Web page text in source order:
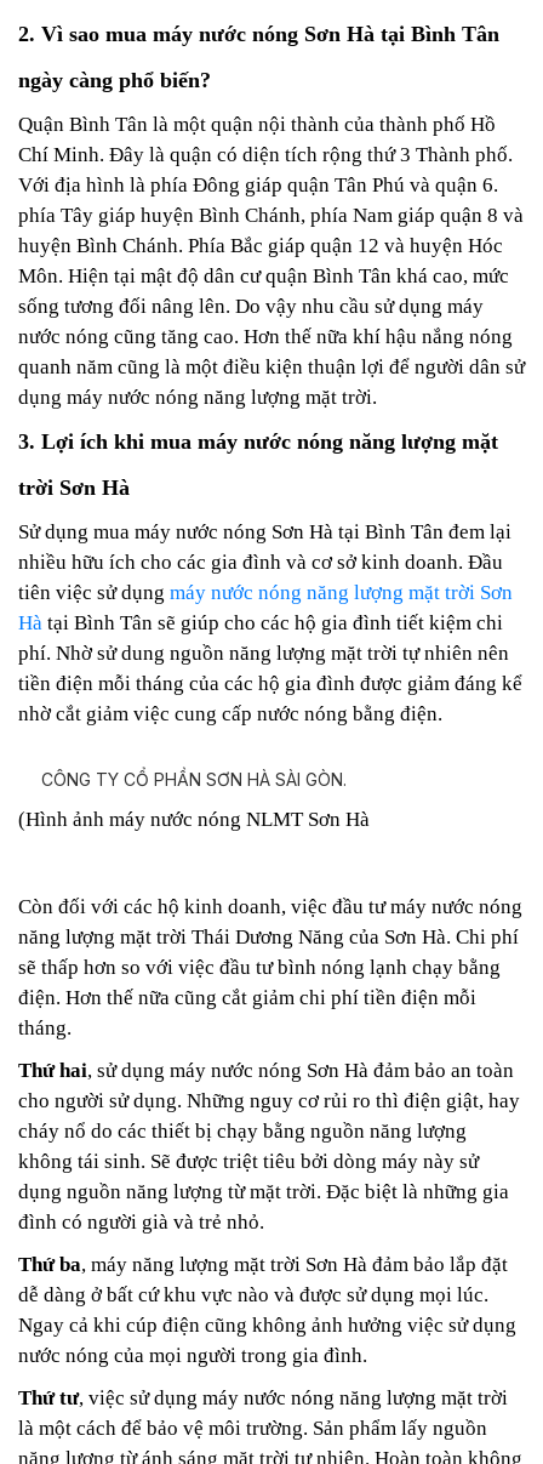
2. Vì sao mua máy nước nóng Sơn Hà tại Bình Tân
ngày càng phổ biến?
Quận Bình Tân là một quận nội thành của thành phố Hồ
Chí Minh. Đây là quận có diện tích rộng thứ 3 Thành phố.
Với địa hình là phía Đông giáp quận Tân Phú và quận 6.
phía Tây giáp huyện Bình Chánh, phía Nam giáp quận 8 và
huyện Bình Chánh. Phía Bắc giáp quận 12 và huyện Hóc
Môn. Hiện tại mật độ dân cư quận Bình Tân khá cao, mức
sống tương đối nâng lên. Do vậy nhu cầu sử dụng máy
nước nóng cũng tăng cao. Hơn thế nữa khí hậu nắng nóng
quanh năm cũng là một điều kiện thuận lợi để người dân sử
dụng máy nước nóng năng lượng mặt trời.
3. Lợi ích khi mua máy nước nóng năng lượng mặt
trời Sơn Hà
Sử dụng mua máy nước nóng Sơn Hà tại Bình Tân đem lại
nhiều hữu ích cho các gia đình và cơ sở kinh doanh. Đầu
tiên việc sử dụng máy nước nóng năng lượng mặt trời Sơn
Hà tại Bình Tân sẽ giúp cho các hộ gia đình tiết kiệm chi
phí. Nhờ sử dung nguồn năng lượng mặt trời tự nhiên nên
tiền điện mỗi tháng của các hộ gia đình được giảm đáng kể
nhờ cắt giảm việc cung cấp nước nóng bằng điện.
(Hình ảnh máy nước nóng NLMT Sơn Hà
Còn đối với các hộ kinh doanh, việc đầu tư máy nước nóng
năng lượng mặt trời Thái Dương Năng của Sơn Hà. Chi phí
sẽ thấp hơn so với việc đầu tư bình nóng lạnh chạy bằng
điện. Hơn thế nữa cũng cắt giảm chi phí tiền điện mỗi
tháng.
Thứ hai, sử dụng máy nước nóng Sơn Hà đảm bảo an toàn
cho người sử dụng. Những nguy cơ rủi ro thì điện giật, hay
cháy nổ do các thiết bị chạy bằng nguồn năng lượng
không tái sinh. Sẽ được triệt tiêu bởi dòng máy này sử
dụng nguồn năng lượng từ mặt trời. Đặc biệt là những gia
đình có người già và trẻ nhỏ.
Thứ ba, máy năng lượng mặt trời Sơn Hà đảm bảo lắp đặt
dễ dàng ở bất cứ khu vực nào và được sử dụng mọi lúc.
Ngay cả khi cúp điện cũng không ảnh hưởng việc sử dụng
nước nóng của mọi người trong gia đình.
Thứ tư, việc sử dụng máy nước nóng năng lượng mặt trời
là một cách để bảo vệ môi trường. Sản phẩm lấy nguồn
năng lượng từ ánh sáng mặt trời tự nhiên. Hoàn toàn không